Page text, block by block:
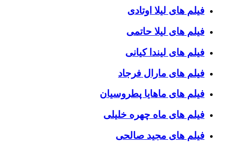
فیلم های لیلا اوتادی
فیلم های لیلا حاتمی
فیلم های لیندا کیانی
فیلم های مارال فرجاد
فیلم های ماهایا پطروسیان
فیلم های ماه چهره خلیلی
فیلم های مجید صالحی